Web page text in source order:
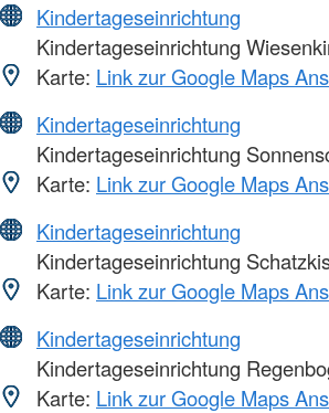
Kindertageseinrichtung
Kindertageseinrichtung
Karte: Link zur Google Maps
Kindertageseinrichtung
Kindertageseinrichtung
Karte: Link zur Google Maps
Kindertageseinrichtung
Kindertageseinrichtung
Karte: Link zur Google Maps
Kindertageseinrichtung
Kindertageseinrichtung
Karte: Link zur Google Maps